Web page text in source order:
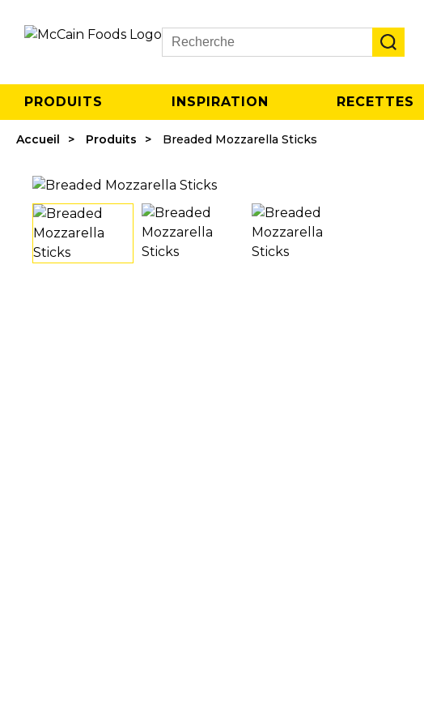
Search
PRODUITS INSPIRATION RECETTES
Accueil Produits Breaded Mozzarella Sticks